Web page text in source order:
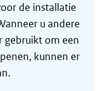
de installatie
u andere
gebruikt om een
kunnen er